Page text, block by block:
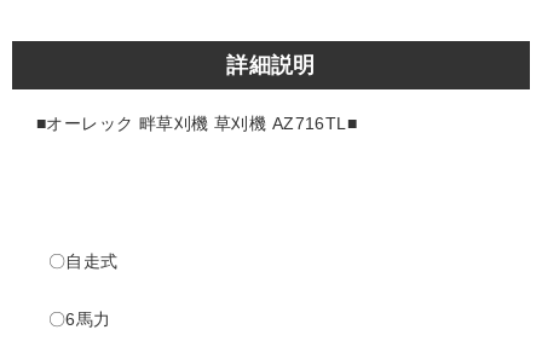
詳細説明
■オーレック 畔草刈機 草刈機 AZ716TL ■
〇自走式
〇6馬力